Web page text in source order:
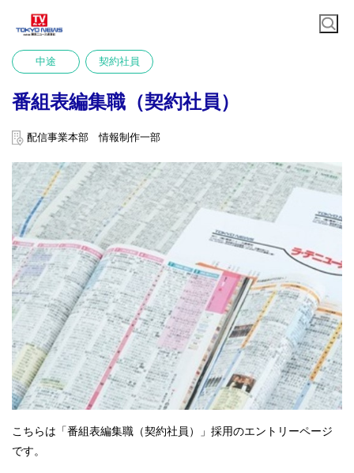
中途 契約社員
番組表編集職（契約社員）
配信事業本部 情報制作一部
こちらは「番組表編集職（契約社員）」採用のエントリーページ
です。